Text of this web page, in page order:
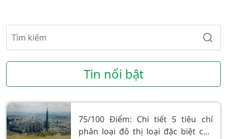
Tin nổi bật
75/100 Điểm: Chi tiết 5 tiêu chí
phân loại đô thị loại đặc biệt của